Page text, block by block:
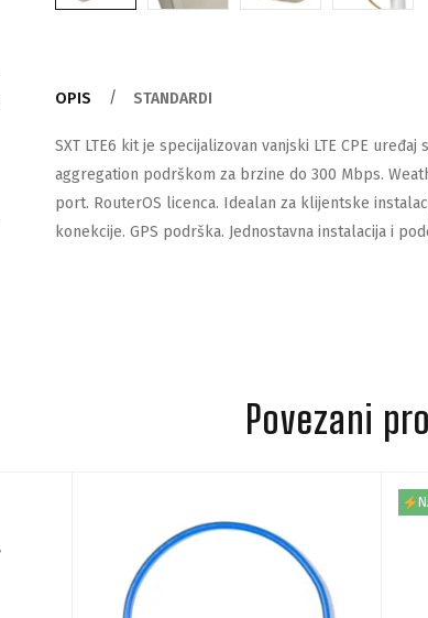
OPIS STANDARDI
SXT LTE6 kit je specijalizovan vanjski LTE CPE
aggregation podrškom za brzine do 300 Mbps.
port. RouterOS licenca. Idealan za klijentske
konekcije. GPS podrška. Jednostavna instalacija i
Povezani